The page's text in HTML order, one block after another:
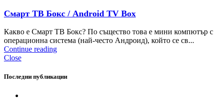
Смарт ТВ Бокс / Android TV Box
Какво е Смарт ТВ Бокс? По същество това e мини компютър с
операционна система (най-често Андроид), който се св...
Continue reading
Close
Последни публикации